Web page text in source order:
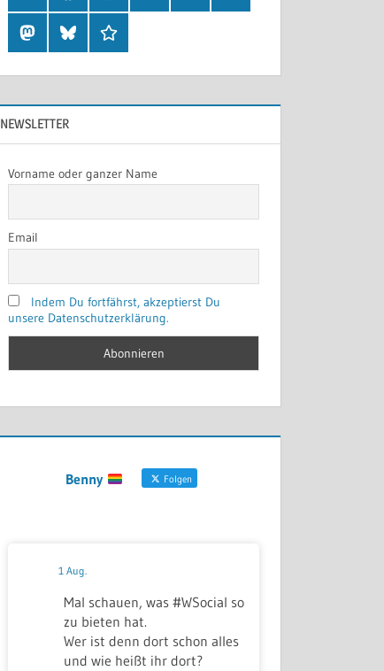
MastodonBlueskyThreads
NEWSLETTER
Vorname oder ganzer Name
Email
Indem Du fortfährst, akzeptierst Du
unsere Datenschutzerklärung.
Benny Folgen
1 Aug.
Mal schauen, was #WSocial so
zu bieten hat.
Wer ist denn dort schon alles
und wie heißt ihr dort?